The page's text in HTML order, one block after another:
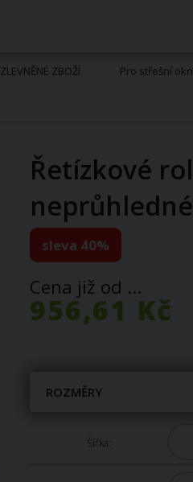
ZLEVNĚNÉ ZBOŽÍ Pro střešní
Řetízkové
neprůhledné
sleva 40%
Cena již od ...
956,61 Kč
ROZMĚRY
Šířka: